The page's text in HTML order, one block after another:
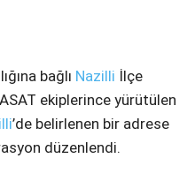
bağlı Nazilli İlçe
ekiplerince yürütülen
’de belirlenen bir adrese
düzenlendi.